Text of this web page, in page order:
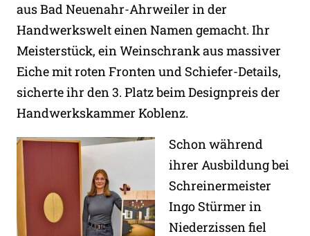
aus Bad Neuenahr-Ahrweiler in der
Handwerkswelt einen Namen gemacht. Ihr
Meisterstück, ein Weinschrank aus massiver
Eiche mit roten Fronten und Schiefer-Details,
sicherte ihr den 3. Platz beim Designpreis der
Handwerkskammer Koblenz.
Schon während
ihrer Ausbildung bei
Schreinermeister
Ingo Stürmer in
Niederzissen fiel